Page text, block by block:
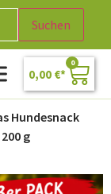
Suchen
0,00 €
0
Hundesnack
g